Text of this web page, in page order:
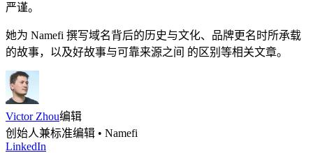
严谨。
她为 Namefi 撰写域名背后的历史与文化、品牌更名时所承载
的故事，以及好故事与可靠来源之间 的区别等相关文章。
Victor Zhou编辑
创始人兼标准编辑 • Namefi
LinkedIn